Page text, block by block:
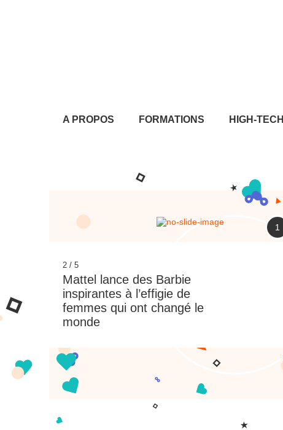
A PROPOS FORMATIONS HIGH-TECH
3 / 5
Inspy’Tech : Corinne Vigreux
1